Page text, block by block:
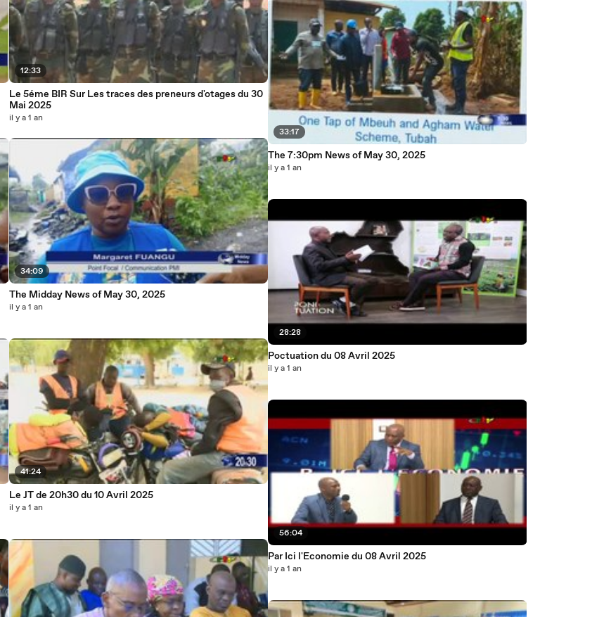
12:33
Le 5éme BIR Sur Les traces des preneurs d'otages du 30
Mai 2025
il y a 1 an
34:09
The Midday News of May 30, 2025
il y a 1 an
41:24
Le JT de 20h30 du 10 Avril 2025
il y a 1 an
33:17
The 7:30pm News of May 30, 2025
il y a 1 an
28:28
Poctuation du 08 Avril 2025
il y a 1 an
56:04
Par Ici l'Economie du 08 Avril 2025
il y a 1 an